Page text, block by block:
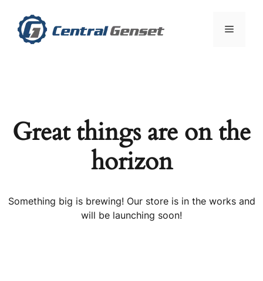
content
Menu
Great things are on the
horizon
Something big is brewing! Our store is in the works and
will be launching soon!